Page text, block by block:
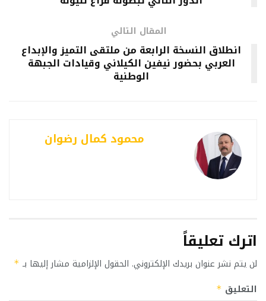
المقال التالي
انطلاق النسخة الرابعة من ملتقى التميز والإبداع
العربي بحضور نيفين الكيلاني وقيادات الجبهة
الوطنية
محمود كمال رضوان
اترك تعليقاً
لن يتم نشر عنوان بريدك الإلكتروني. الحقول الإلزامية مشار إليها بـ *
التعليق *